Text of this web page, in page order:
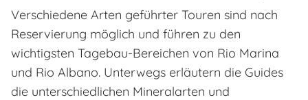
Verschiedene Arten geführter Touren sind nach
Reservierung möglich und führen zu den
wichtigsten Tagebau-Bereichen von Rio Marina
und Rio Albano. Unterwegs erläutern die Guides
die unterschiedlichen Mineralarten und